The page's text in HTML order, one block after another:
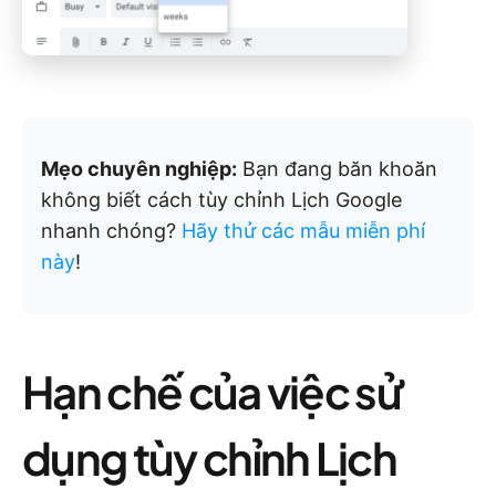
Mẹo chuyên nghiệp: Bạn đang băn khoăn
không biết cách tùy chỉnh Lịch Google
nhanh chóng? Hãy thử các mẫu miễn phí
này!
Hạn chế của việc sử
dụng tùy chỉnh Lịch